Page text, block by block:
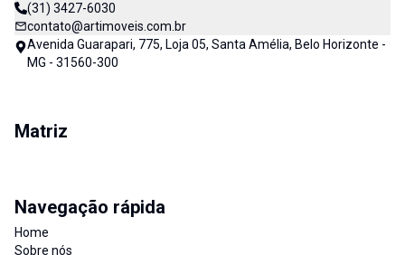
(31) 3427-6030
contato@artimoveis.com.br
Avenida Guarapari, 775, Loja 05, Santa Amélia, Belo Horizonte -
MG - 31560-300
Matriz
Navegação rápida
Home
Sobre nós